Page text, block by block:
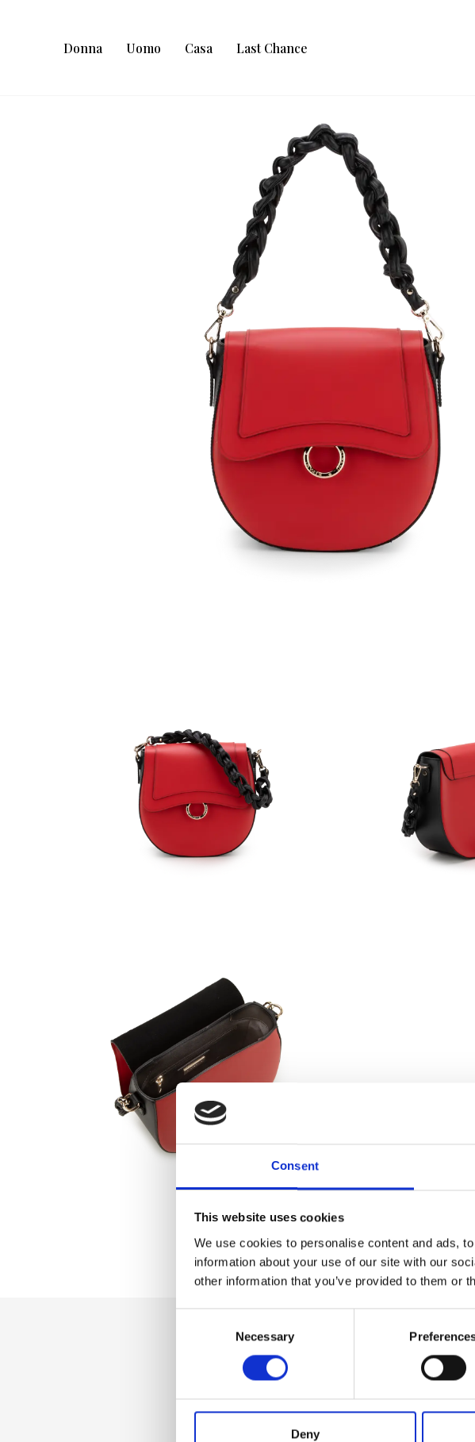
Consent
This website uses cookies
We use cookies to personalise content and ads,
information about your use of our site with our
other information that you’ve provided to them or
Necessary
Deny
Donna Uomo Casa Last Chance
Dettaglio
Fodera interna in cotone, Manico a